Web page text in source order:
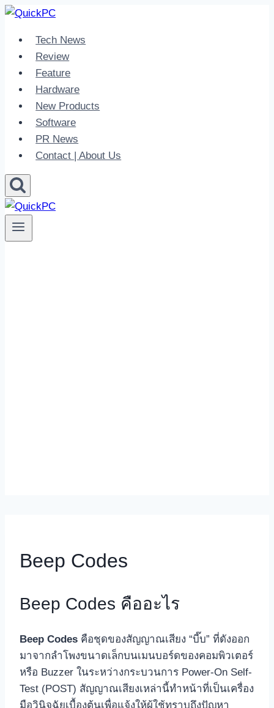
Skip
contentTech News
Review
Feature
Hardware
New Products
Software
PR News
Contact | About Us
Beep Codes
Beep Codes คืออะไร
Beep Codes คือชุดของสัญญาณเสียง “บี๊บ” ที่ดังออก
มาจากลำโพงขนาดเล็กบนเมนบอร์ดของคอมพิวเตอร์
หรือ Buzzer ในระหว่างกระบวนการ Power-On Self-
Test (POST) สัญญาณเสียงเหล่านี้ทำหน้าที่เป็นเครื่อง
มือวินิจฉัยเบื้องต้นเพื่อแจ้งให้ผู้ใช้ทราบถึงปัญหา